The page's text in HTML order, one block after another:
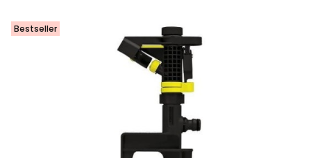
Bestseller